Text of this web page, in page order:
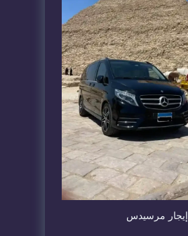
إيجار مرسيدس